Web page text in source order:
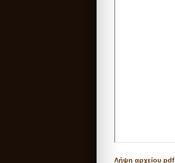
Λήψη αρχείου pdf